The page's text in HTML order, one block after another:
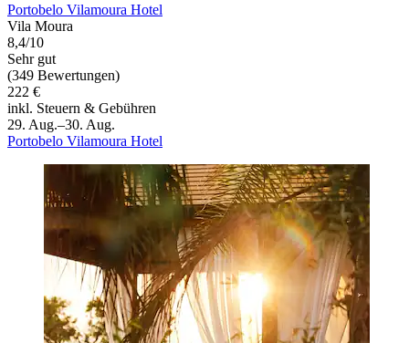
Portobelo Vilamoura Hotel
Vila Moura
8,4/10
Sehr gut
(349 Bewertungen)
222 €
inkl. Steuern & Gebühren
29. Aug.–30. Aug.
Portobelo Vilamoura Hotel